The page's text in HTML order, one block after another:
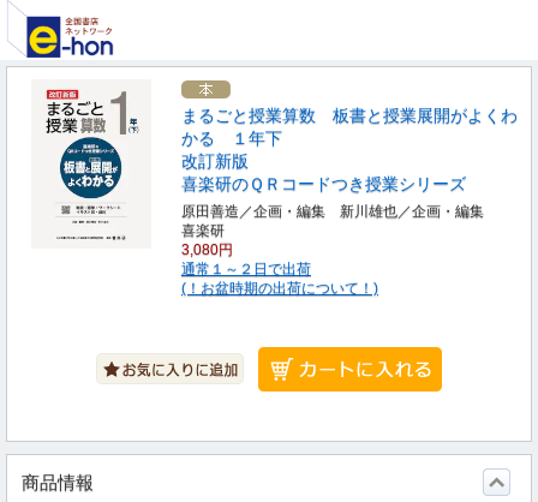
まるごと授業算数 板書と授業展開がよくわ
かる １年下
改訂新版
喜楽研のＱＲコードつき授業シリーズ
原田善造／企画・編集 新川雄也／企画・編集
喜楽研
3,080円
通常１～２日で出荷
(！お盆時期の出荷について！)
商品情報